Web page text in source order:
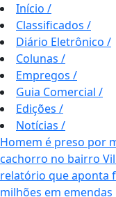
Início /
Classificados /
Diário Eletrônico /
Colunas /
Empregos /
Guia Comercial /
Edições /
Notícias /
Homem é preso por
cachorro no bairro
relatório que aponta
milhões em emendas